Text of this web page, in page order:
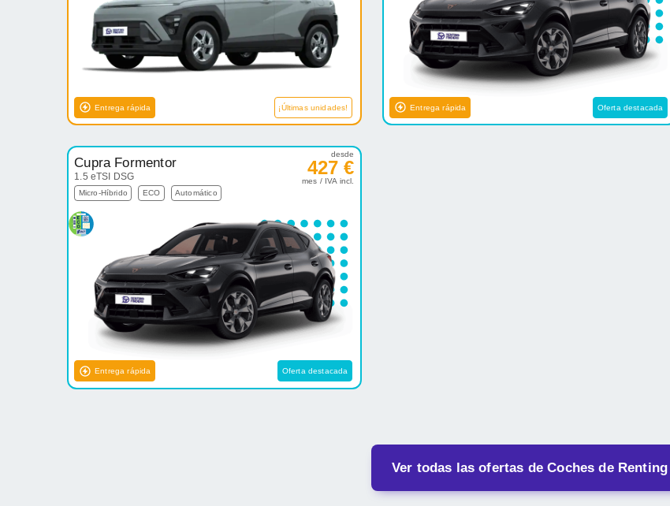
Entrega rápida ¡Últimas unidades! Entrega rápida Oferta destacada
Cupra Formentor
1.5 eTSI DSG
Micro-Híbrido ECO Automático
desde
427 €
mes / IVA incl.
Entrega rápida Oferta destacada
Ver todas las ofertas de Coches de Renting